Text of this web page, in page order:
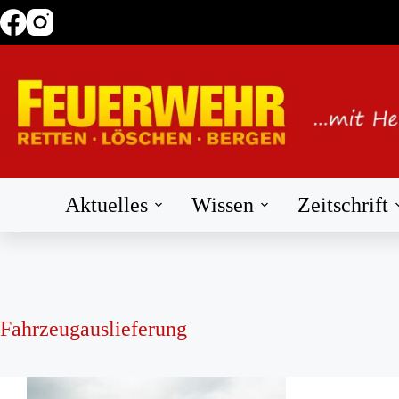
Zum
Inhalt
Aktuelles Wissen Zeitschrift
Fahrzeugauslieferung